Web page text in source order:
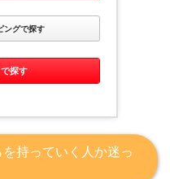
ングで探す
探す
持っていく人か迷っ